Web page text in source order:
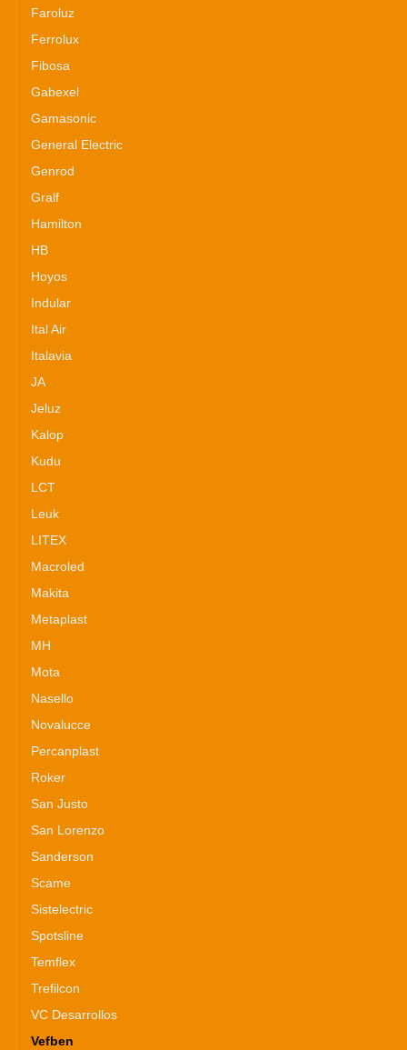
Faroluz
Ferrolux
Fibosa
Gabexel
Gamasonic
General Electric
Genrod
Gralf
Hamilton
HB
Hoyos
Indular
Ital Air
Italavia
JA
Jeluz
Kalop
Kudu
LCT
Leuk
LITEX
Macroled
Makita
Metaplast
MH
Mota
Nasello
Novalucce
Percanplast
Roker
San Justo
San Lorenzo
Sanderson
Scame
Sistelectric
Spotsline
Temflex
Trefilcon
VC Desarrollos
Vefben